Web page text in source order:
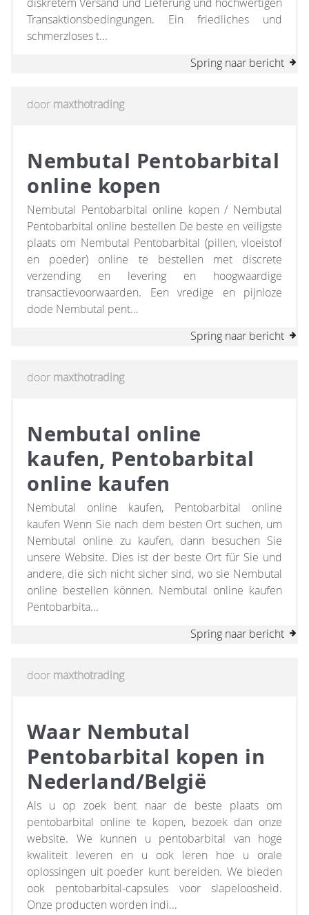
Transaktionsbedingungen. Ein friedliches und
schmerzloses t...
Spring naar bericht
door maxthotrading
Nembutal Pentobarbital
online kopen
Nembutal Pentobarbital online kopen / Nembutal
Pentobarbital online bestellen De beste en veiligste
plaats om Nembutal Pentobarbital (pillen, vloeistof
en poeder) online te bestellen met discrete
verzending en levering en hoogwaardige
transactievoorwaarden. Een vredige en pijnloze
dode Nembutal pent...
Spring naar bericht
door maxthotrading
Nembutal online
kaufen, Pentobarbital
online kaufen
Nembutal online kaufen, Pentobarbital online
kaufen Wenn Sie nach dem besten Ort suchen, um
Nembutal online zu kaufen, dann besuchen Sie
unsere Website. Dies ist der beste Ort für Sie und
andere, die sich nicht sicher sind, wo sie Nembutal
online bestellen können. Nembutal online kaufen
Pentobarbita...
Spring naar bericht
door maxthotrading
Waar Nembutal
Pentobarbital kopen in
Nederland/België
Als u op zoek bent naar de beste plaats om
pentobarbital online te kopen, bezoek dan onze
website. We kunnen u pentobarbital van hoge
kwaliteit leveren en u ook leren hoe u orale
oplossingen uit poeder kunt bereiden. We bieden
ook pentobarbital-capsules voor slapeloosheid.
Onze producten worden indi...